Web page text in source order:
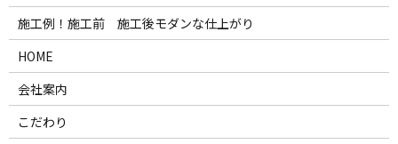
施工例！施工前 施工後モダンな仕上がり
HOME
会社案内
こだわり